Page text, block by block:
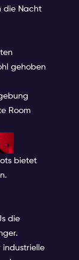
die Nacht
gehoben
Room
bietet
die
industrielle